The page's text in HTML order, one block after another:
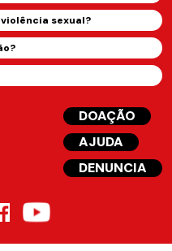
sexual?
DOAÇÃO
AJUDA
DENUNCIA